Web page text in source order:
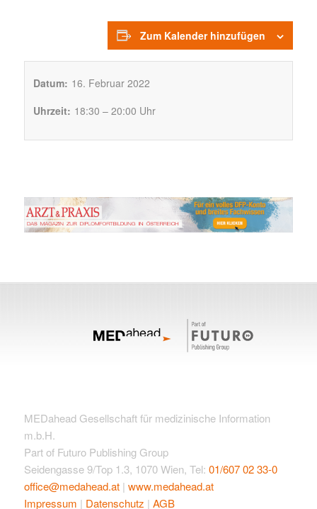
Zum Kalender hinzufügen
Datum: 16. Februar 2022
Uhrzeit: 18:30 – 20:00 Uhr
MEDahead Gesellschaft für medizinische Information
m.b.H.
Part of Futuro Publishing Group
Seidengasse 9/Top 1.3, 1070 Wien, Tel: 01/607 02 33-0
office@medahead.at| www.medahead.at
Impressum | Datenschutz | AGB